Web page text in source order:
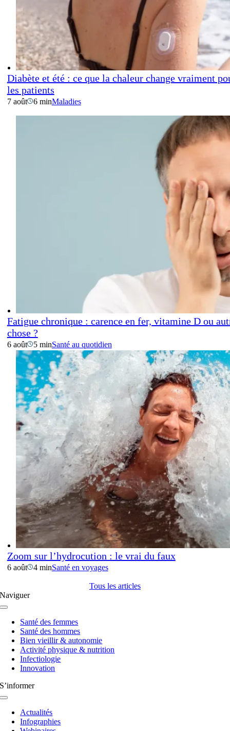
Diabète et été : ce que la chaleur change vraiment
les patients
7 août 6 minMaladies
Fatigue chronique : carence en fer, vitamine D ou
chose ?
6 août 5 minSanté au quotidien
Zoom sur l’hydrocution : le vrai du faux
6 août 4 minSanté en voyages
Tous les articles
Naviguer
Navigation
basculeSanté des femmes
Santé des hommes
Bien vieillir & autonomie
Activité physique & nutrition
Infectiologie
Innovation
S’informer
Navigation
basculeActualités
Infographies